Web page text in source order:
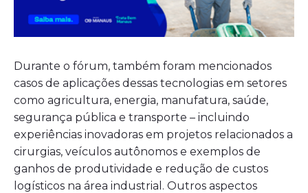
Durante o fórum, também foram mencionados
casos de aplicações dessas tecnologias em setores
como agricultura, energia, manufatura, saúde,
segurança pública e transporte – incluindo
experiências inovadoras em projetos relacionados a
cirurgias, veículos autônomos e exemplos de
ganhos de produtividade e redução de custos
logísticos na área industrial. Outros aspectos